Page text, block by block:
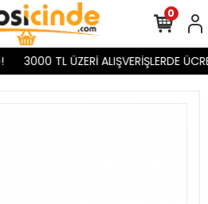
3000 TL ÜZERİ ALIŞVERİŞLERDE
0